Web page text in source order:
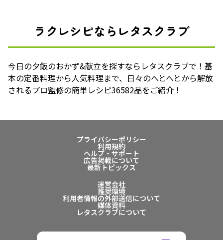
ラクレシピならレタスクラブ
今日の夕飯のおかず&献立を探すならレタスクラブで！基
本の定番料理から人気料理まで、日々のへとへとから解放
されるプロ監修の簡単レシピ36582品をご紹介！
プライバシーポリシー
利用規約
ヘルプ・サポート
広告掲載について
最新トピックス
運営会社
推奨環境
利用者情報の外部送信について
媒体資料
レタスクラブについて